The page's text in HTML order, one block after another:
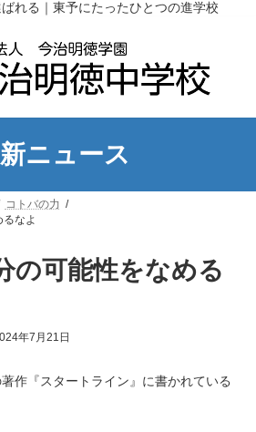
れる｜東予にたったひとつの進学校
ニュース
コトバの力
なよ
の可能性をなめる
年7月21日
作『スタートライン』に書かれている